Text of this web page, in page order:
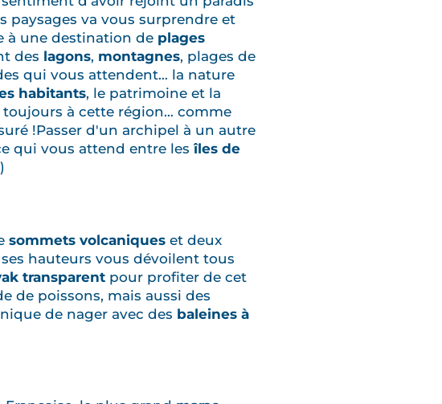
paysages va vous surprendre et
à une destination de plages
des lagons, montagnes, plages de
qui vous attendent… la nature
habitants, le patrimoine et la
à cette région… comme
!Passer d'un archipel à un autre
qui vous attend entre lesîles de
sommets volcaniques et deux
hauteurs vous dévoilent tous
transparent pour profiter de cet
de poissons, mais aussi des
de nager avec des baleines à